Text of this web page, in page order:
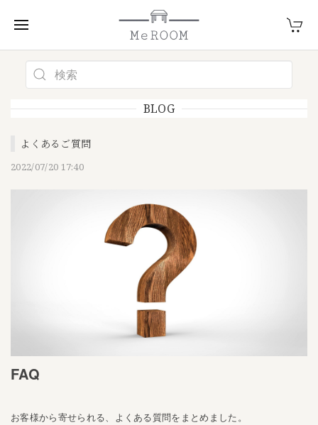
BLOG
よくあるご質問
2022/07/20 17:40
FAQ
お客様から寄せられる、よくある質問をまとめました。